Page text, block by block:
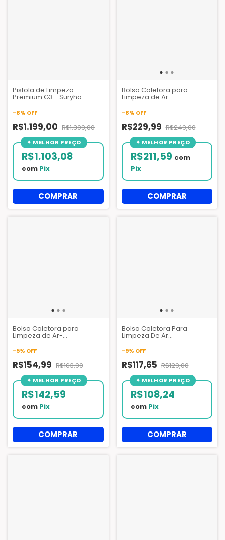
Pistola de Limpeza
Premium G3 - Suryha -
Código 80150211 - Alta
Pressão 450 PSI - Uso
-8% OFF
R$1.199,00 R$1.309,00
R$1.103,08
com Pix
Bolsa Coletora para
Limpeza de Ar-
Condicionado Split HI Wall 7
a 30.000 BTUs - GBMAK |
-8% OFF
R$229,99 R$249,00
R$211,59 com
Pix
Bolsa Coletora para
Limpeza de Ar-
Condicionado Split 7 a
24.000 BTUs - GBMAK |
-5% OFF
R$154,99 R$163,90
R$142,59
com Pix
Bolsa Coletora Para
Limpeza De Ar
Condicionado Split Hi-Wall
7 a 24.000 Btus GBMAK -
-9% OFF
R$117,65 R$129,00
R$108,24
com Pix